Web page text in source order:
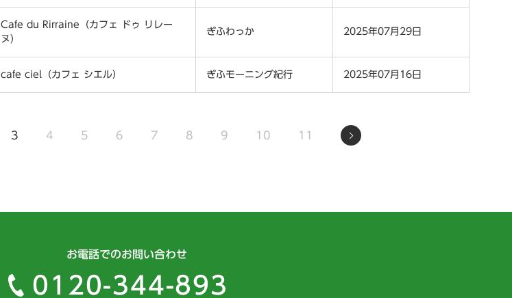
Cafe du Rirraine（カフェ ドゥ リレー
ヌ）
ぎふわっか 2025年07月29日
cafe ciel（カフェ シエル） ぎふモーニング紀行 2025年07月16日
3 4 5 6 7 8 9 10 11
お電話でのお問い合わせ
0120-344-893